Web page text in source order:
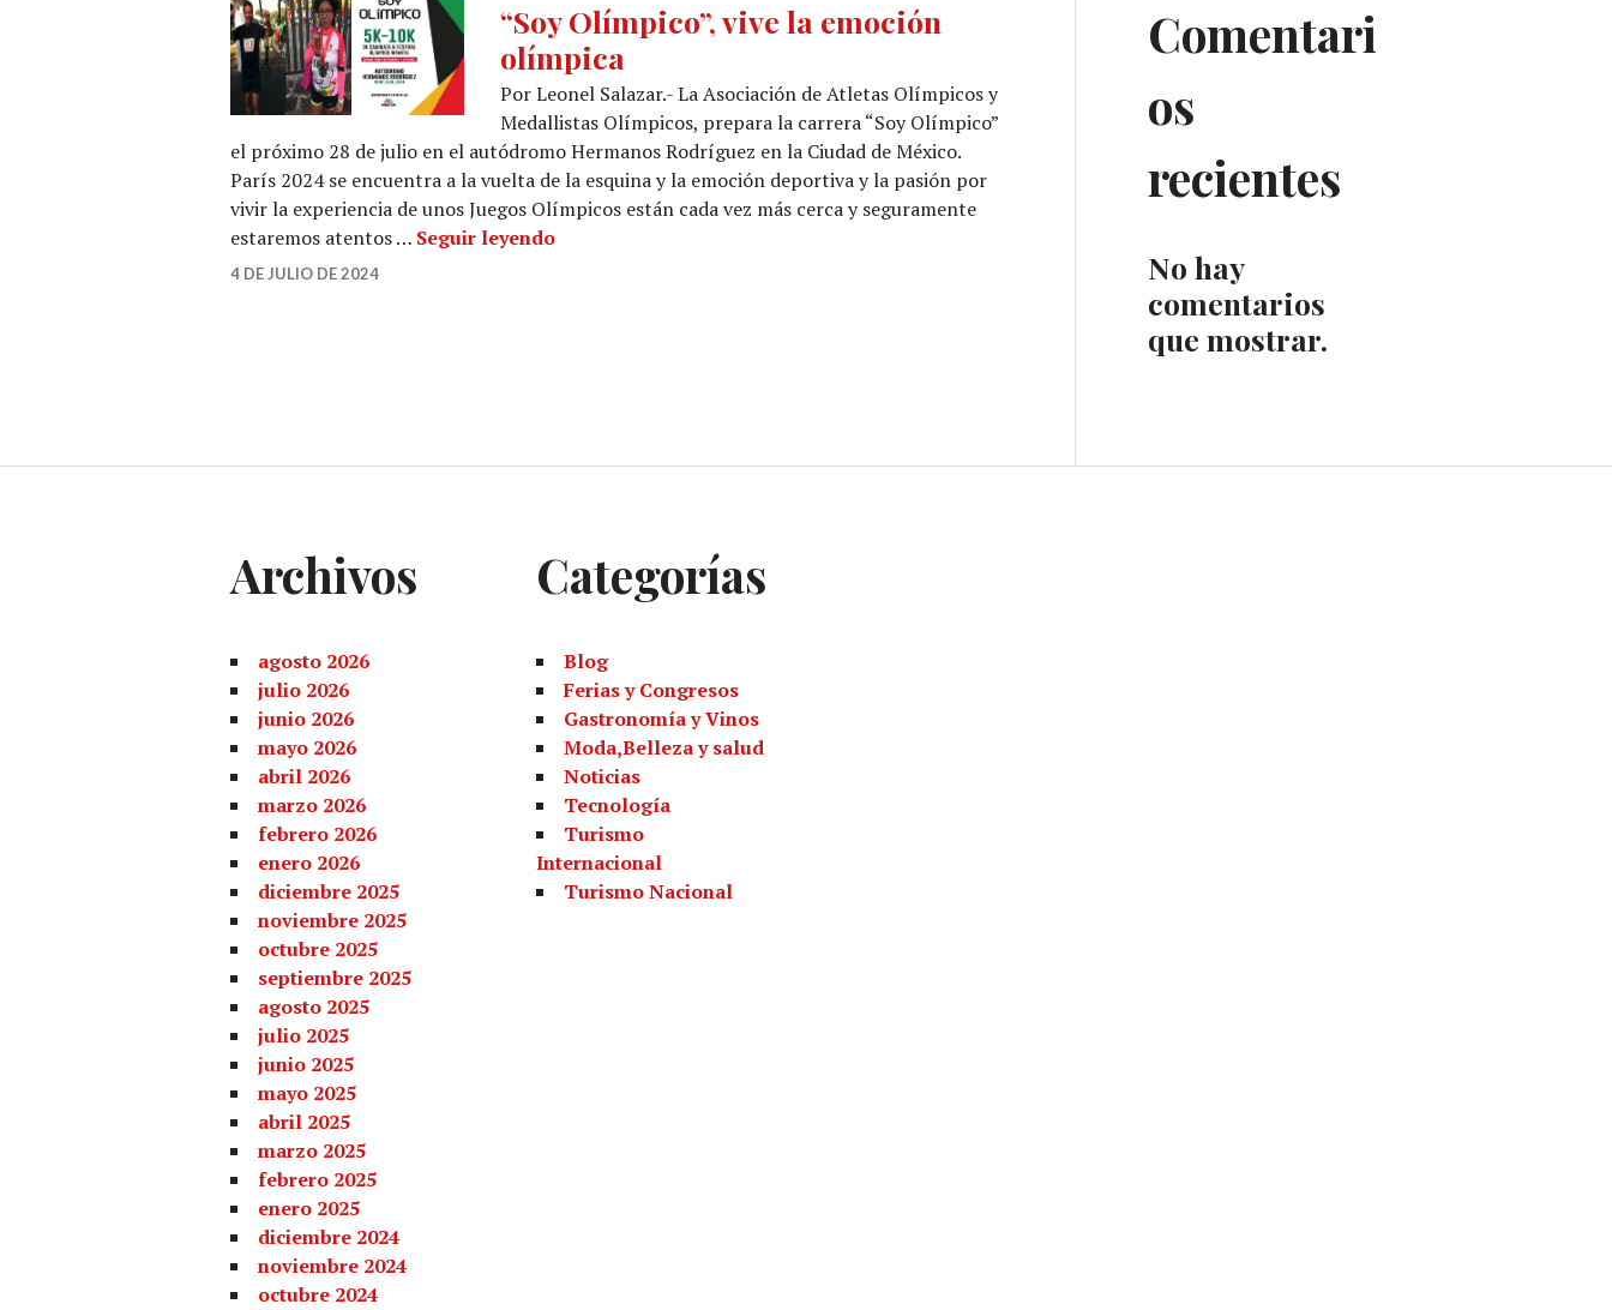
“Soy Olímpico”, vive la emoción
olímpica
Por Leonel Salazar.- La Asociación de Atletas Olímpicos y
Medallistas Olímpicos, prepara la carrera “Soy Olímpico”
el próximo 28 de julio en el autódromo Hermanos Rodríguez en la Ciudad de México.
París 2024 se encuentra a la vuelta de la esquina y la emoción deportiva y la pasión por
vivir la experiencia de unos Juegos Olímpicos están cada vez más cerca y seguramente
estaremos atentos … Seguir leyendo“Soy Olímpico”, vive la emoción olímpica
4 DE JULIO DE 2024
Comentari
os
recientes
No hay
comentarios
que mostrar.
Archivos
agosto 2026
julio 2026
junio 2026
mayo 2026
abril 2026
marzo 2026
febrero 2026
enero 2026
diciembre 2025
noviembre 2025
octubre 2025
septiembre 2025
agosto 2025
julio 2025
junio 2025
mayo 2025
abril 2025
marzo 2025
febrero 2025
enero 2025
diciembre 2024
noviembre 2024
octubre 2024
Categorías
Blog
Ferias y Congresos
Gastronomía y Vinos
Moda,Belleza y salud
Noticias
Tecnología
Turismo
Internacional
Turismo Nacional